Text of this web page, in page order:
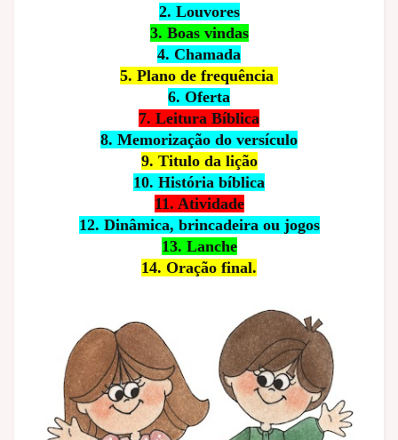
2. Louvores
3. Boas vindas
4. Chamada
5. Plano de frequência
6. Oferta
7. Leitura Bíblica
8. Memorização do versículo
9. Titulo da lição
10. História bíblica
11. Atividade
12. Dinâmica, brincadeira ou jogos
13. Lanche
14. Oração final.